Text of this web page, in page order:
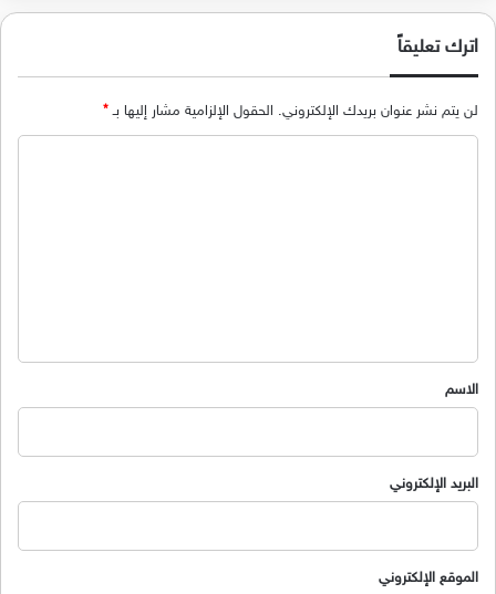
اترك تعليقاً
لن يتم نشر عنوان بريدك الإلكتروني. الحقول الإلزامية مشار إليها بـ*
*
الاسم
البريد الإلكتروني
الموقع الإلكتروني